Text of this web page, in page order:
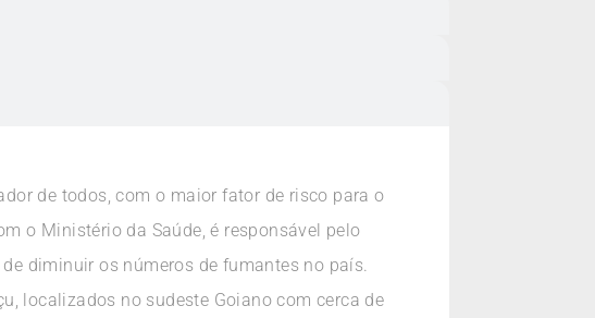
de todos, com o maior fator de risco para o
o Ministério da Saúde, é responsável pelo
diminuir os números de fumantes no país.
localizados no sudeste Goiano com cerca de